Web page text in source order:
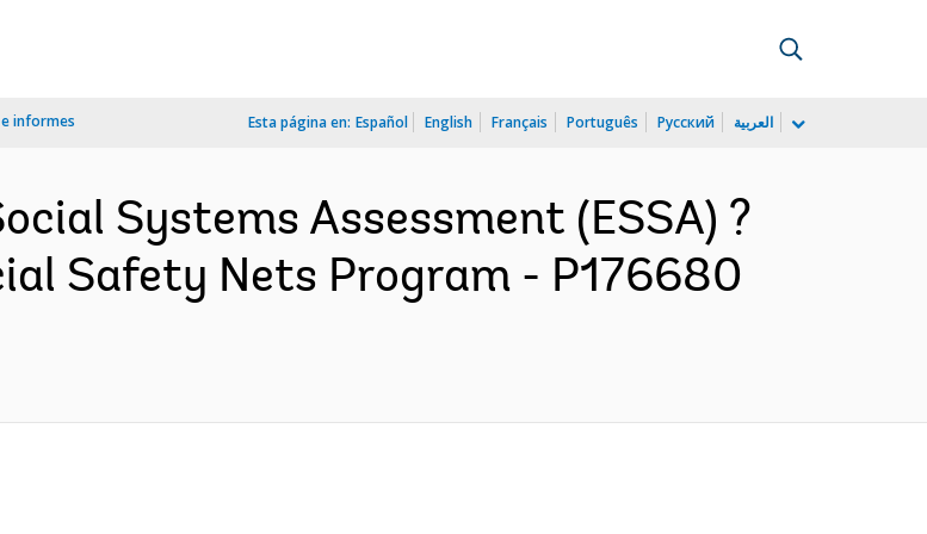
informes Esta página en: Español English Français Português Русский العربية
Systems Assessment (ESSA) ?
Safety Nets Program - P176680